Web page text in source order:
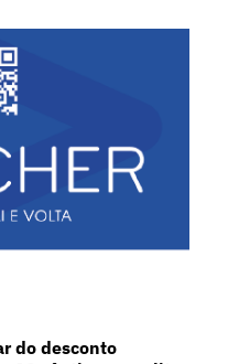
do desconto